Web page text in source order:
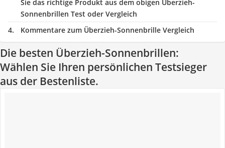
Sie das richtige Produkt aus dem obigen Überzieh-
Sonnenbrillen Test oder Vergleich
Kommentare zum Überzieh-Sonnenbrille Vergleich
Die besten Überzieh-Sonnenbrillen:
Wählen Sie Ihren persönlichen Testsieger
aus der Bestenliste.